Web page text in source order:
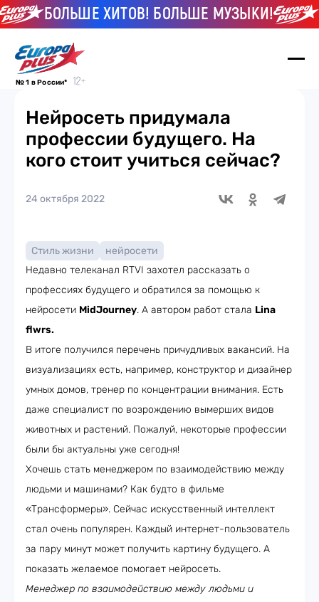
БОЛЬШЕ ХИТОВ! БОЛЬШЕ МУЗЫКИ!
№ 1 в России*
Нейросеть придумала
профессии будущего. На
кого стоит учиться сейчас?
24 октября 2022
Стиль жизни
нейросети
Недавно телеканал RTVI захотел рассказать о
профессиях будущего и обратился за помощью к
нейросети MidJourney. А автором работ стала Lina
flwrs.
В итоге получился перечень причудливых вакансий. На
визуализациях есть, например, конструктор и дизайнер
умных домов, тренер по концентрации внимания. Есть
даже специалист по возрождению вымерших видов
животных и растений. Пожалуй, некоторые профессии
были бы актуальны уже сегодня!
Хочешь стать менеджером по взаимодействию между
людьми и машинами? Как будто в фильме
«Трансформеры». Сейчас искусственный интеллект
стал очень популярен. Каждый интернет-пользователь
за пару минут может получить картину будущего. А
показать желаемое помогает нейросеть.
Менеджер по взаимодействию между людьми и